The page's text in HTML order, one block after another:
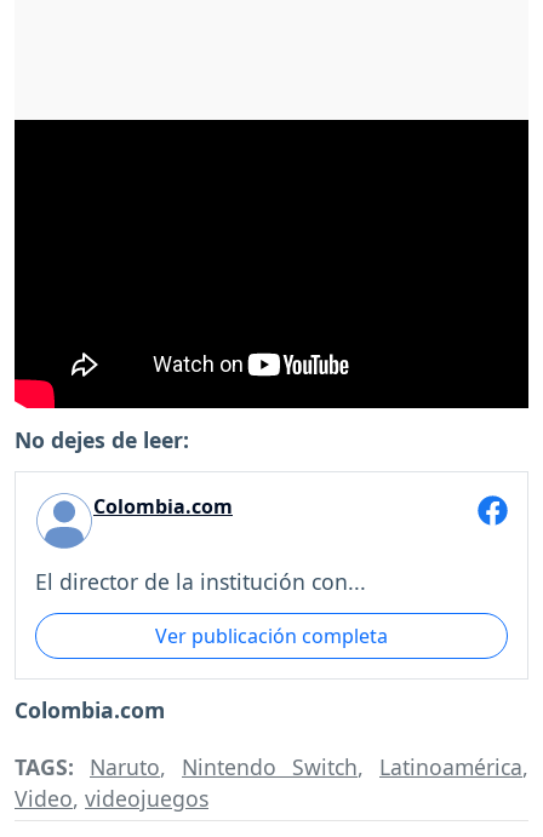
No dejes de leer:
Colombia.com
El director de la institución con...
Ver publicación completa
Colombia.com
TAGS: Naruto, Nintendo Switch, Latinoamérica,
Video, videojuegos